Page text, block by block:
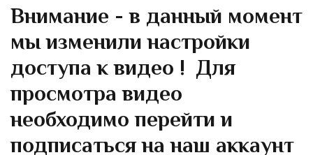
Внимание - в данный момент
мы изменили настройки
доступа к видео ! Для
просмотра видео
необходимо перейти и
подписаться на наш аккаунт